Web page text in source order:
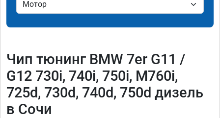
Чип тюнинг BMW 7er G11 /
G12 730i, 740i, 750i, M760i,
725d, 730d, 740d, 750d дизель
в Сочи